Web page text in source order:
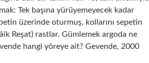
Tek başına yürüyemeyecek kadar
üzerinde oturmuş, kollarını sepetin
Reşat) rastlar. Gümlemek argoda ne
hangi yöreye ait? Gevende, 2000